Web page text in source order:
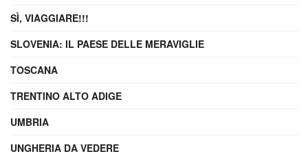
SÌ, VIAGGIARE!!!
SLOVENIA: IL PAESE DELLE MERAVIGLIE
TOSCANA
TRENTINO ALTO ADIGE
UMBRIA
UNGHERIA DA VEDERE